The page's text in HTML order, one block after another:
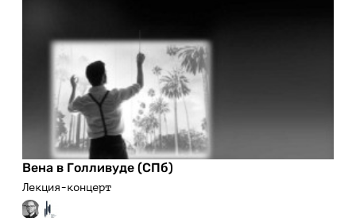
Вена в Голливуде (СПб)
Лекция-концерт